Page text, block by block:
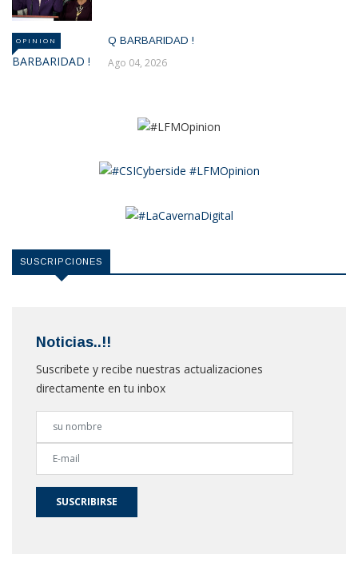
OPINION Q BARBARIDAD !
Ago 04, 2026
SUSCRIPCIONES
Noticias..!!
Suscribete y recibe nuestras actualizaciones
directamente en tu inbox
SUSCRIBIRSE